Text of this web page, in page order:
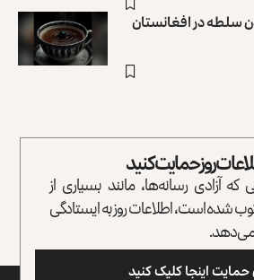
سلطه در افغانستان
روز حمایت کنید
که آزادی رسانه‌ها، مانند بسیاری از
شده است، اطلاعات روز به ایستادگی
می‌دهد.
حمایت اینجا کلیک کنید